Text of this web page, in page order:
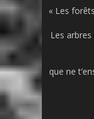
« Les
Les
que ne